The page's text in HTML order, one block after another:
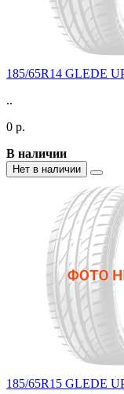
185/65R14 GLEDE
..
0 р.
В наличии
Нет в наличии
185/65R15 GLEDE